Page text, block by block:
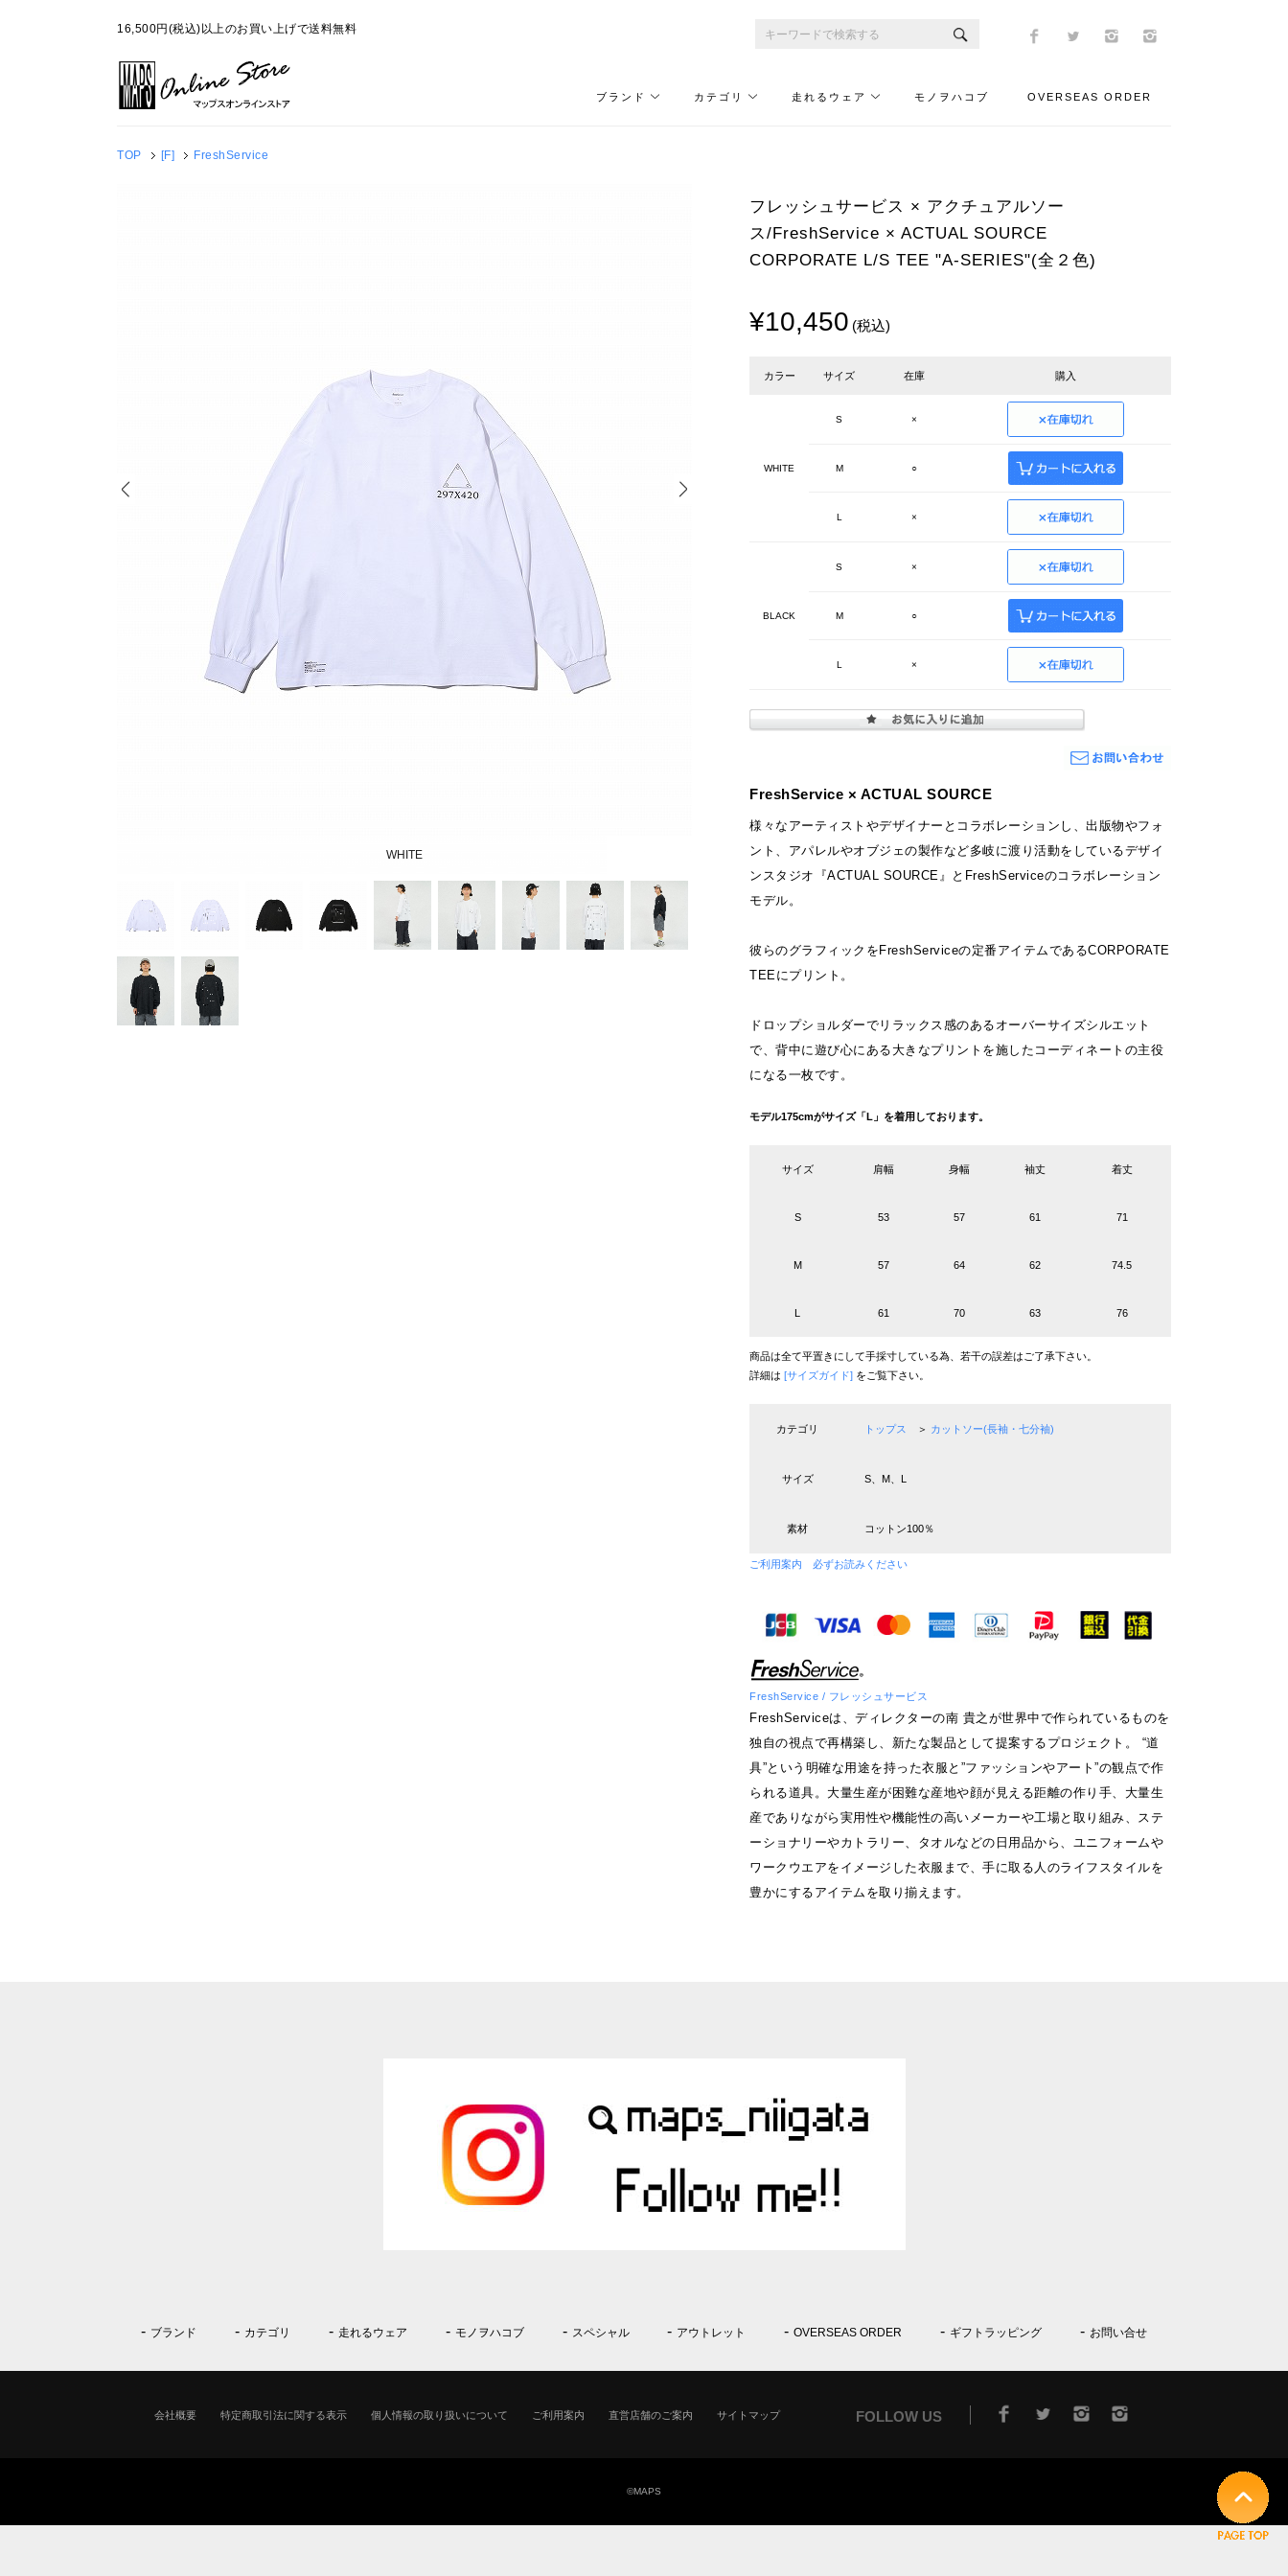
16,500円(税込)以上のお買い上げで送料無料
ブランド カテゴリ 走れるウェア モノヲハコブ OVERSEAS ORDER
TOP [F] FreshService
WHITE
フレッシュサービス × アクチュアルソー
ス/FreshService × ACTUAL SOURCE
CORPORATE L/S TEE "A-SERIES"(全２色)
¥10,450 (税込)
カラー サイズ 在庫 購入
WHITE
S ×
M ○
L ×
BLACK
S ×
M ○
L ×
FreshService × ACTUAL SOURCE
様々なアーティストやデザイナーとコラボレーションし、出版物やフォ
ント、アパレルやオブジェの製作など多岐に渡り活動をしているデザイ
ンスタジオ『ACTUAL SOURCE』とFreshServiceのコラボレーション
モデル。
彼らのグラフィックをFreshServiceの定番アイテムであるCORPORATE
TEEにプリント。
ドロップショルダーでリラックス感のあるオーバーサイズシルエット
で、背中に遊び心にある大きなプリントを施したコーディネートの主役
になる一枚です。
モデル175cmがサイズ「L」を着用しております。
サイズ 肩幅 身幅 袖丈 着丈
S 53 57 61 71
M 57 64 62 74.5
L 61 70 63 76
商品は全て平置きにして手採寸している為、若干の誤差はご了承下さい。
詳細は [サイズガイド] をご覧下さい。
カテゴリ トップス ＞ カットソー(長袖・七分袖)
サイズ S、M、L
素材 コットン100％
ご利用案内 必ずお読みください
FreshService / フレッシュサービス
FreshServiceは、ディレクターの南 貴之が世界中で作られているものを
独自の視点で再構築し、新たな製品として提案するプロジェクト。 “道
具”という明確な用途を持った衣服と”ファッションやアート”の観点で作
られる道具。大量生産が困難な産地や顔が見える距離の作り手、大量生
産でありながら実用性や機能性の高いメーカーや工場と取り組み、ステ
ーショナリーやカトラリー、タオルなどの日用品から、ユニフォームや
ワークウエアをイメージした衣服まで、手に取る人のライフスタイルを
豊かにするアイテムを取り揃えます。
ブランド カテゴリ 走れるウェア モノヲハコブ スペシャル アウトレット OVERSEAS ORDER ギフトラッピング お問い合せ
会社概要 特定商取引法に関する表示 個人情報の取り扱いについて ご利用案内 直営店舗のご案内 サイトマップ FOLLOW US
©MAPS